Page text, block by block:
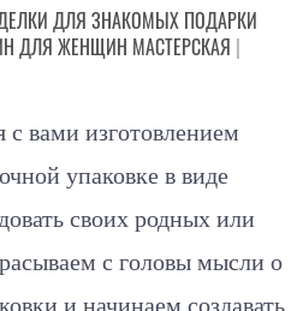
ДЛЯ ЗНАКОМЫХ ПОДАРКИ
ДЛЯ ЖЕНЩИН МАСТЕРСКАЯ |
вами изготовлением
упаковке в виде
своих родных или
с головы мысли о
и начинаем создавать